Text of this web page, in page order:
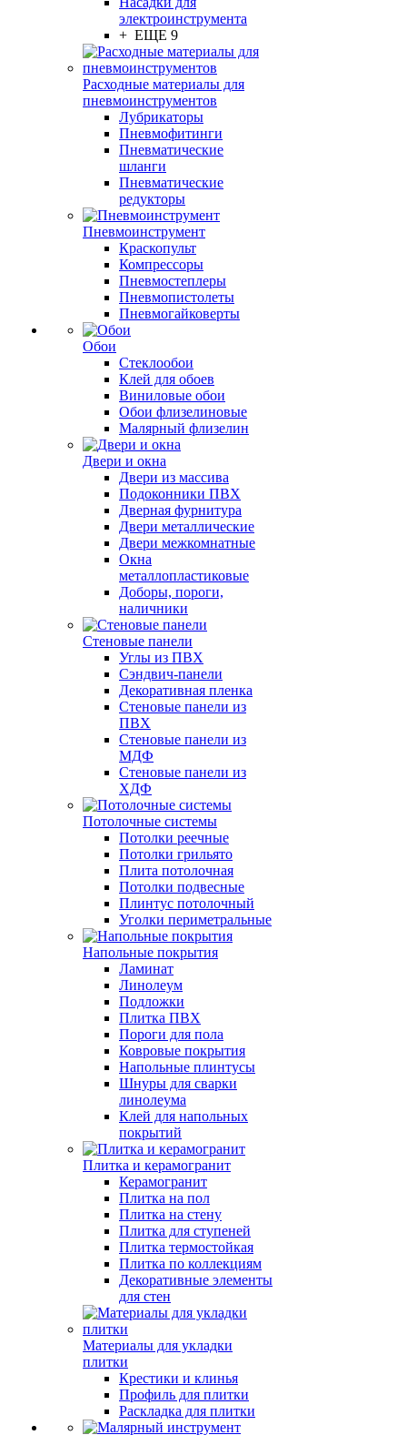
электроинструмента
+ ЕЩЕ 9
Расходные материалы для
пневмоинструментов
Лубрикаторы
Пневмофитинги
Пневматические
шланги
Пневматические
редукторы
Пневмоинструмент
Краскопульт
Компрессоры
Пневмостеплеры
Пневмопистолеты
Пневмогайковерты
Обои
Стеклообои
Клей для обоев
Виниловые обои
Обои флизелиновые
Малярный флизелин
Двери и окна
Двери из массива
Подоконники ПВХ
Дверная фурнитура
Двери металлические
Двери межкомнатные
Окна
металлопластиковые
Доборы, пороги,
наличники
Стеновые панели
Углы из ПВХ
Сэндвич-панели
Декоративная пленка
Стеновые панели из
ПВХ
Стеновые панели из
МДФ
Стеновые панели из
ХДФ
Потолочные системы
Потолки реечные
Потолки грильято
Плита потолочная
Потолки подвесные
Плинтус потолочный
Уголки периметральные
Напольные покрытия
Ламинат
Линолеум
Подложки
Плитка ПВХ
Пороги для пола
Ковровые покрытия
Напольные плинтусы
Шнуры для сварки
линолеума
Клей для напольных
покрытий
Плитка и керамогранит
Керамогранит
Плитка на пол
Плитка на стену
Плитка для ступеней
Плитка термостойкая
Плитка по коллекциям
Декоративные элементы
для стен
Материалы для укладки
плитки
Крестики и клинья
Профиль для плитки
Раскладка для плитки